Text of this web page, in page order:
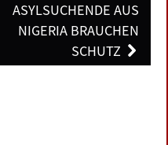
ASYLSUCHENDE AUS
NIGERIA BRAUCHEN
SCHUTZ